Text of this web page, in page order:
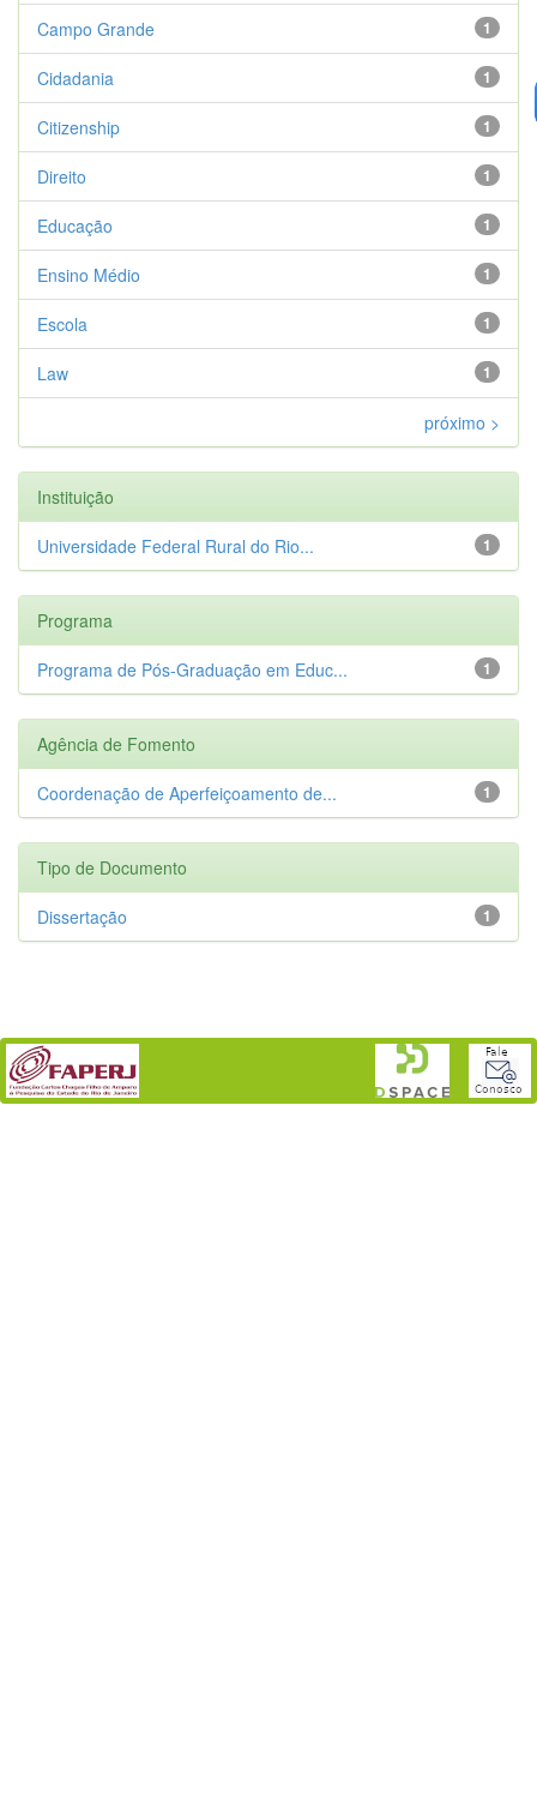
1
Campo Grande
1
Cidadania
1
Citizenship
1
Direito
1
Educação
1
Ensino Médio
1
Escola
1
Law
próximo >
Instituição
1
Universidade Federal Rural do Rio...
Programa
1
Programa de Pós-Graduação em Educ...
Agência de Fomento
1
Coordenação de Aperfeiçoamento de...
Tipo de Documento
1
Dissertação